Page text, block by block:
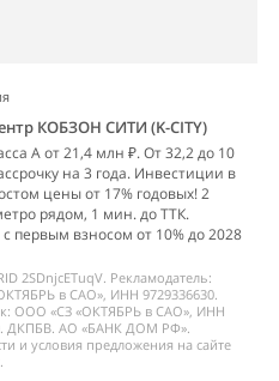
КОБЗОН СИТИ (K-CITY)
А от 21,4 млн ₽. От 32,2 до 10
на 3 года. Инвестиции в
цены от 17% годовых! 2
рядом, 1 мин. до ТТК.
с первым взносом от 10% до 2028
2SDnjcETuqV. Рекламодатель:
в САО», ИНН 9729336630.
ООО «СЗ «ОКТЯБРЬ в САО», ИНН
ДКПБВ. АО «БАНК ДОМ РФ».
и условия предложения на сайте